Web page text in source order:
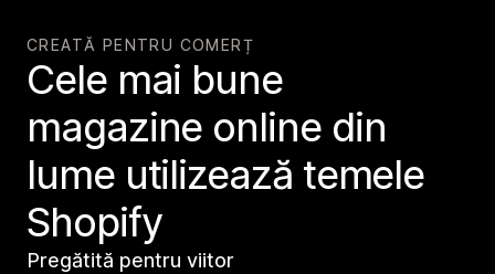
CREATĂ PENTRU COMERȚ
Cele mai bune
magazine online din
lume utilizează temele
Shopify
Pregătită pentru viitor